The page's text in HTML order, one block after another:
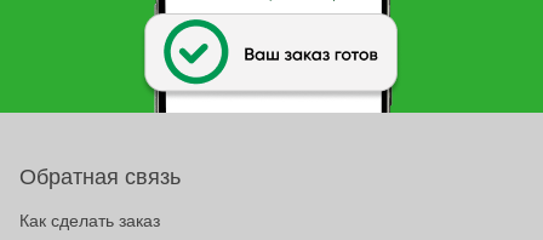
Обратная связь
Как сделать заказ